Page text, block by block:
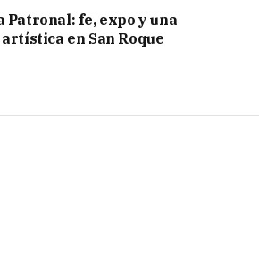
Patronal: fe, expo y una
en San Roque